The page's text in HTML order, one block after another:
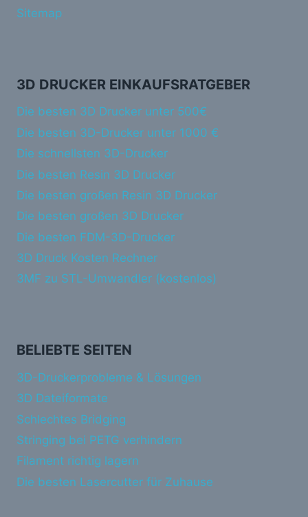
Sitemap
3D DRUCKER EINKAUFSRATGEBER
Die besten 3D Drucker unter 500€
Die besten 3D-Drucker unter 1000 €
Die schnellsten 3D-Drucker
Die besten Resin 3D Drucker
Die besten großen Resin 3D Drucker
Die besten großen 3D Drucker
Die besten FDM-3D-Drucker
3D Druck Kosten Rechner
3MF zu STL-Umwandler (kostenlos)
BELIEBTE SEITEN
3D-Druckerprobleme & Lösungen
3D Dateiformate
Schlechtes Bridging
Stringing bei PETG verhindern
Filament richtig lagern
Die besten Lasercutter für Zuhause